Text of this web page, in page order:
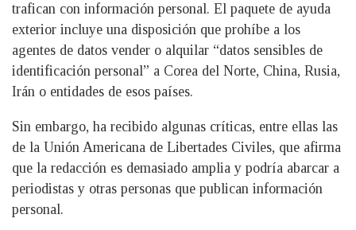
trafican con información personal. El paquete de ayuda
exterior incluye una disposición que prohíbe a los
agentes de datos vender o alquilar “datos sensibles de
identificación personal” a Corea del Norte, China, Rusia,
Irán o entidades de esos países.
Sin embargo, ha recibido algunas críticas, entre ellas las
de la Unión Americana de Libertades Civiles, que afirma
que la redacción es demasiado amplia y podría abarcar a
periodistas y otras personas que publican información
personal.